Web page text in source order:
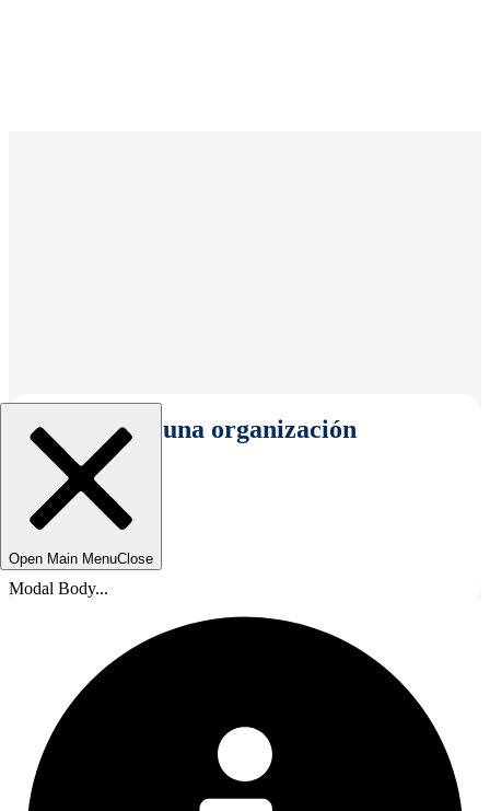
Seleccionar una organización
Open Main MenuClose
Modal Body...